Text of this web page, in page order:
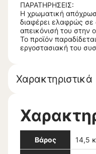
ΠΑΡΑΤΗΡΗΣΕΙΣ:
Η χρωματική
διαφέρει ελαφρώς
απεικόνισή του στην
Το προϊόν
εργοστασιακή του
Χαρακτηριστικά
Βάρος 14,5